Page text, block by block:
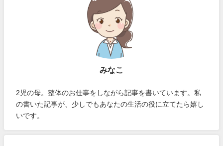
みなこ
2児の母。整体のお仕事をしながら記事を書いています。私
の書いた記事が、少しでもあなたの生活の役に立てたら嬉し
いです。